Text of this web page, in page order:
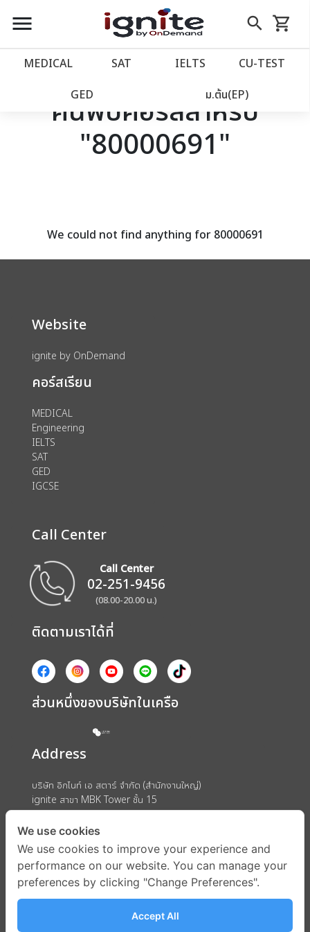
close
account_balance หน้าแรก
เว็บไซต์อิกไนท์
โปรโมชั่น
assignment ลงทะเบียน
menu search
Skip
to
shopping_cart
รถเข็น
MEDICAL SAT IELTS CU‑TEST
GED ม.ต้น(EP)
ค้นพบคอร์สสำหรับ
"80000691"
We could not find anything for 80000691
Website
ignite by OnDemand
คอร์สเรียน
MEDICAL
Engineering
IELTS
SAT
GED
IGCSE
Call Center
Call Center
02-251-9456
(08.00-20.00 น.)
ติดตามเราได้ที่
ส่วนหนึ่งของบริษัทในเครือ
Address
บริษัท อิกไนท์ เอ สตาร์ จำกัด (สำนักงานใหญ่)
ignite สาขา MBK Tower ชั้น 15
ถนนพญาไท แขวงวังใหม่ เขตปทุมวัน กรุงเทพมหานคร 10330
We use cookies
We use cookies to improve your experience and
performance on our website. You can manage your
preferences by clicking "Change Preferences".
Accept All